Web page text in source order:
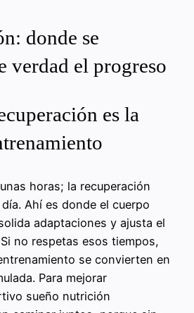
donde se
verdad el progreso
es la
horas; la recuperación
Ahí es donde el cuerpo
adaptaciones y ajusta el
no respetas esos tiempos,
se convierten en
Para mejorar
sueño nutrición